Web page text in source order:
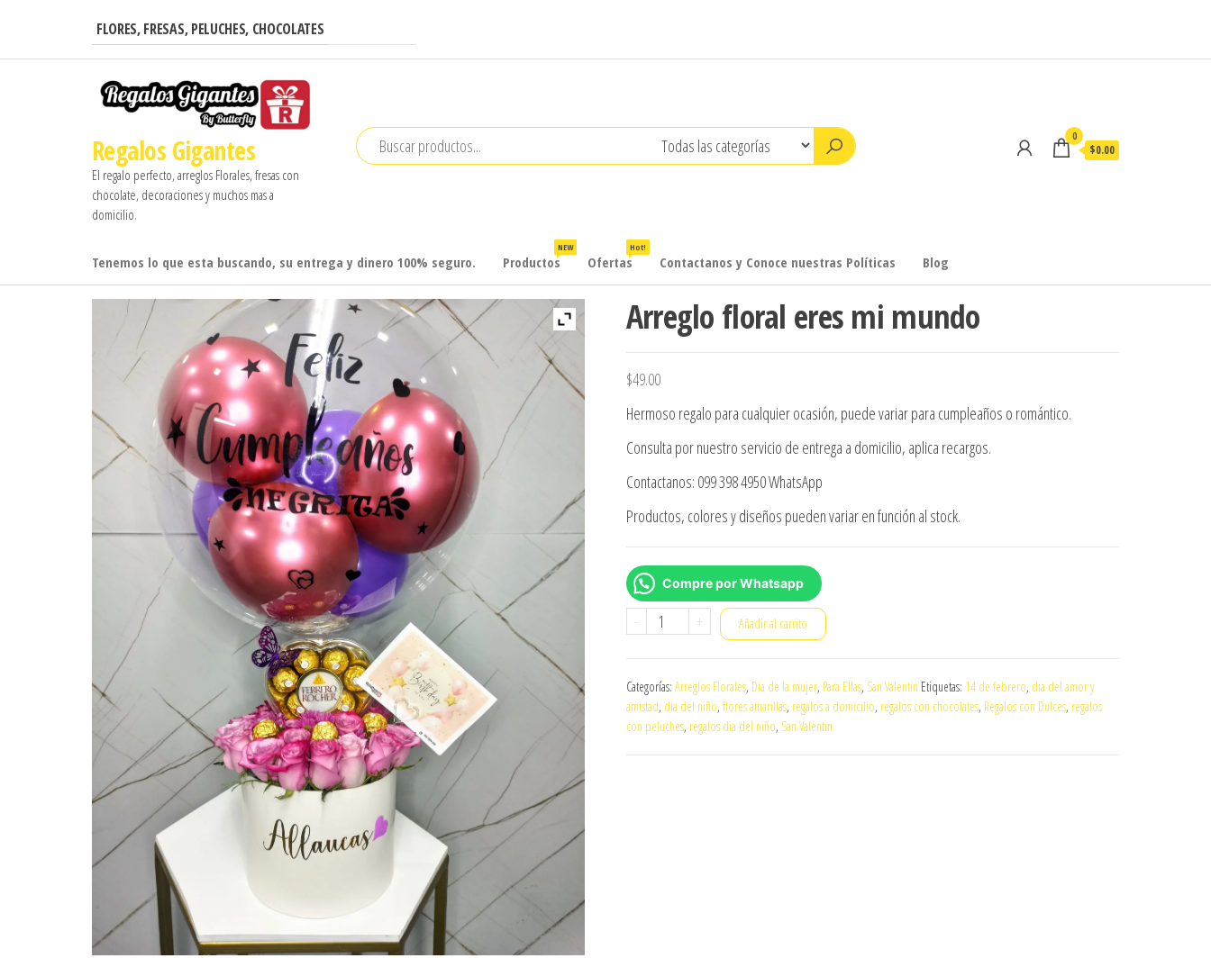
contenido
FLORES, FRESAS, PELUCHES, CHOCOLATES
Regalos Gigantes
El regalo perfecto, arreglos Florales, fresas con
chocolate, decoraciones y muchos mas a
domicilio.
0
$0.00
Tenemos lo que esta buscando, su entrega y dinero 100% seguro. Productos
NEW
Ofertas
Hot!
Contactanos y Conoce nuestras Políticas Blog
Arreglo floral eres mi mundo
$49.00
Hermoso regalo para cualquier ocasión, puede variar para cumpleaños o romántico.
Consulta por nuestro servicio de entrega a domicilio, aplica recargos.
Contactanos: 099 398 4950 WhatsApp
Productos, colores y diseños pueden variar en función al stock.
Compre por Whatsapp
-
Arreglo
mi
mundo
+ Añadir al carrito
Categorías: Arreglos Florales, Dia de la mujer, Para Ellas, San Valentin Etiquetas: 14 de febrero, dia del amor y
amistad, dia del niño, flores amarillas, regalos a domicilio, regalos con chocolates, Regalos con Dulces, regalos
con peluches, regalos dia del niño, San Valentin